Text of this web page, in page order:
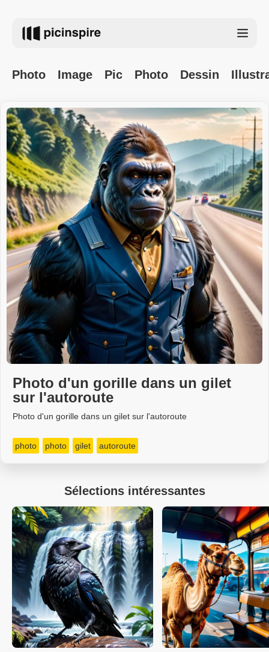
Photo Image Pic Photo Dessin
Photo d'un gorille dans un gilet
sur l'autoroute
Photo d'un gorille dans un gilet sur l'autoroute
photo photo gilet autoroute
Sélections intéressantes